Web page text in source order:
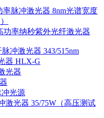
率脉冲激光器 8nm光谱宽度
功率纳秒紫外光纤激光器
冲激光器 343/515nm
器 HLX-G
光器
冲光源
激光器 35/75W（高压测试